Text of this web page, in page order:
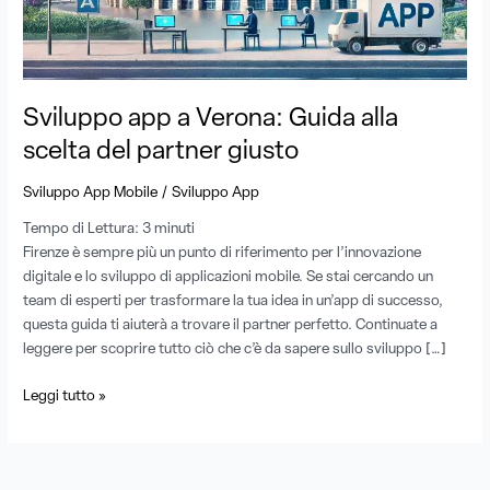
Sviluppo app a Verona: Guida alla
scelta del partner giusto
Sviluppo App Mobile /Sviluppo App
Tempo di Lettura:3 minuti
Firenze è sempre più un punto di riferimento per l’innovazione
digitale e lo sviluppo di applicazioni mobile. Se stai cercando un
team di esperti per trasformare la tua idea in un’app di successo,
questa guida ti aiuterà a trovare il partner perfetto. Continuate a
leggere per scoprire tutto ciò che c’è da sapere sullo sviluppo […]
del
partner
giusto
Leggi tutto »